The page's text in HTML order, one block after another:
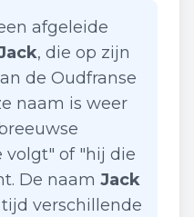
afgeleide
, die op zijn
de Oudfranse
naam is weer
volgt" of "hij die
De naam Jack
verschillende